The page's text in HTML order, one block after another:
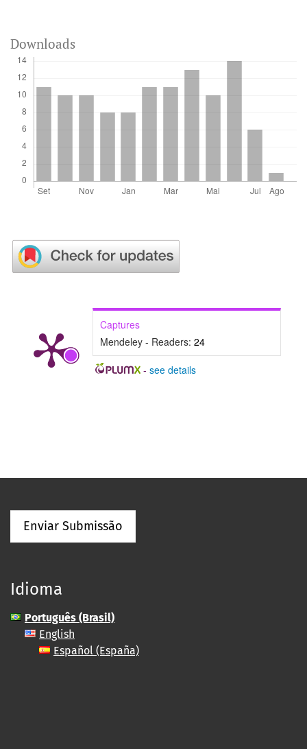
Downloads
Captures
Mendeley - Readers: 24
- see details
Enviar Submissão
Idioma
Português (Brasil)
English
Español (España)